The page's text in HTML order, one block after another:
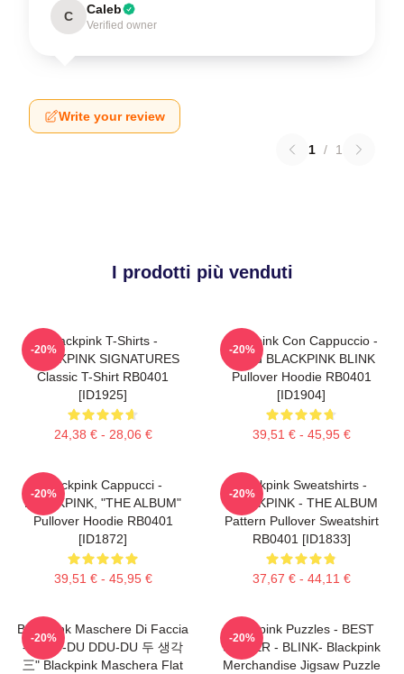
C Caleb
Verified owner
Write your review
1 / 1
I prodotti più venduti
Blackpink T-Shirts -
BLACKPINK SIGNATURES
Classic T-Shirt RB0401
[ID1925]
24,38 € - 28,06 €
-20%
Blackpink Con Cappuccio -
Proud BLACKPINK BLINK
Pullover Hoodie RB0401
[ID1904]
39,51 € - 45,95 €
-20%
Blackpink Cappucci -
BLACKPINK, "THE ALBUM"
Pullover Hoodie RB0401
[ID1872]
39,51 € - 45,95 €
-20%
Blackpink Sweatshirts -
BLACKPINK - THE ALBUM
Pattern Pullover Sweatshirt
RB0401 [ID1833]
37,67 € - 44,11 €
-20%
Blackpink Maschere Di Faccia
- "DDU-DU DDU-DU 두 생각
三" Blackpink Maschera Flat
-20%
Blackpink Puzzles - BEST
SELLER - BLINK- Blackpink
Merchandise Jigsaw Puzzle
-20%